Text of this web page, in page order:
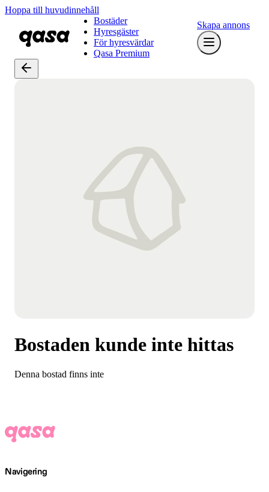
Hoppa till huvudinnehåll
Bostäder
Hyresgäster
För hyresvärdar
Qasa Premium
Skapa annons
Bostaden kunde inte hittas
Denna bostad finns inte
Navigering